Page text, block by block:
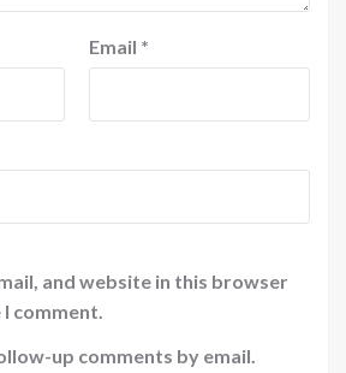
Email *
and website in this browser
comment.
up comments by email.